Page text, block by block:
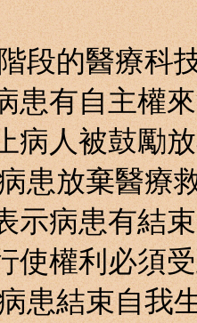
醫療科技
患有自主權
病人被鼓勵
棄醫療救
示病患有結
使權利必須
束自我生